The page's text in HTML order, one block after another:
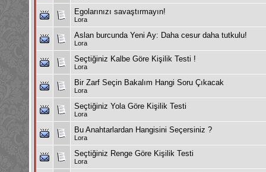
Egolarınızı savaştırmayın!
Lora
Aslan burcunda Yeni Ay: Daha cesur daha tutkulu!
Lora
Seçtiğiniz Kalbe Göre Kişilik Testi !
Lora
Bir Zarf Seçin Bakalım Hangi Soru Çıkacak
Lora
Seçtiğiniz Yola Göre Kişilik Testi
Lora
Bu Anahtarlardan Hangisini Seçersiniz ?
Lora
Seçtiğiniz Renge Göre Kişilik Testi
Lora